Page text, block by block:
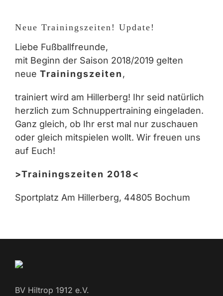
grösseres
Neue Trainingszeiten! Update!
Liebe Fußballfreunde,
mit Beginn der Saison 2018/2019 gelten
neue Trainingszeiten,
trainiert wird am Hillerberg! Ihr seid natürlich
herzlich zum Schnuppertraining eingeladen.
Ganz gleich, ob Ihr erst mal nur zuschauen
oder gleich mitspielen wollt. Wir freuen uns
auf Euch!
>Trainingszeiten 2018<
Sportplatz Am Hillerberg, 44805 Bochum
BV Hiltrop 1912 e.V.